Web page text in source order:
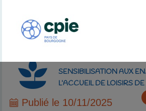
SENSIBILISATION AUX
L’ACCUEIL DE LOISIRS
Publié le 10/11/2025